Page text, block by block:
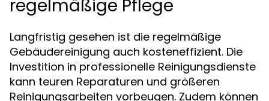
regelmäßige Pflege
Langfristig gesehen ist die regelmäßige
Gebäudereinigung auch kosteneffizient. Die
Investition in professionelle Reinigungsdienste
kann teuren Reparaturen und größeren
Reinigungsarbeiten vorbeugen. Zudem können